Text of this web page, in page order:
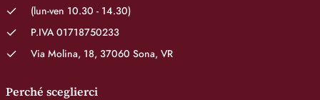
(lun-ven 10.30 - 14.30)
P.IVA 01718750233
Via Molina, 18, 37060 Sona, VR
Perché sceglierci